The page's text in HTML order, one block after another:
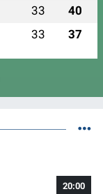
33 40
33 37
20:00